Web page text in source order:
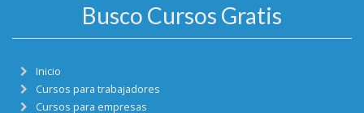
Busco Cursos Gratis
Inicio
Cursos para trabajadores
Cursos para empresas